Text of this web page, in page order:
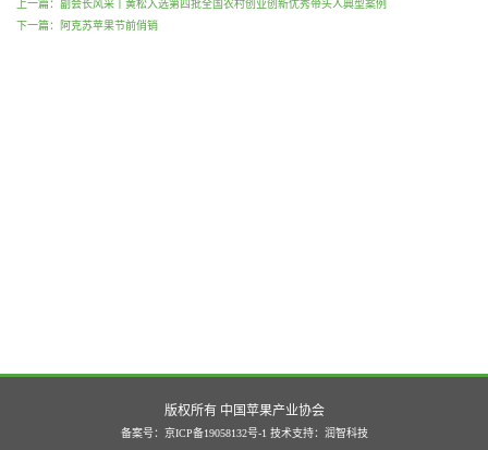
上一篇：副会长风采丨黄松入选第四批全国农村创业创新优秀带头人典型案例
下一篇：阿克苏苹果节前俏销
版权所有 中国苹果产业协会
备案号：京ICP备19058132号-1 技术支持： 润智科技